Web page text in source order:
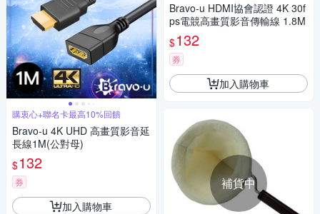
購衷心+聯名卡最高10%回饋
Bravo-u 4K UHD 高畫質影音延
長線1M(公對母)
$132
券
加入購物車
Bravo-u HDMI協會認證 4K 30f
ps電競高畫質影音傳輸線 1.8M
$132
券
加入購物車
補貨中